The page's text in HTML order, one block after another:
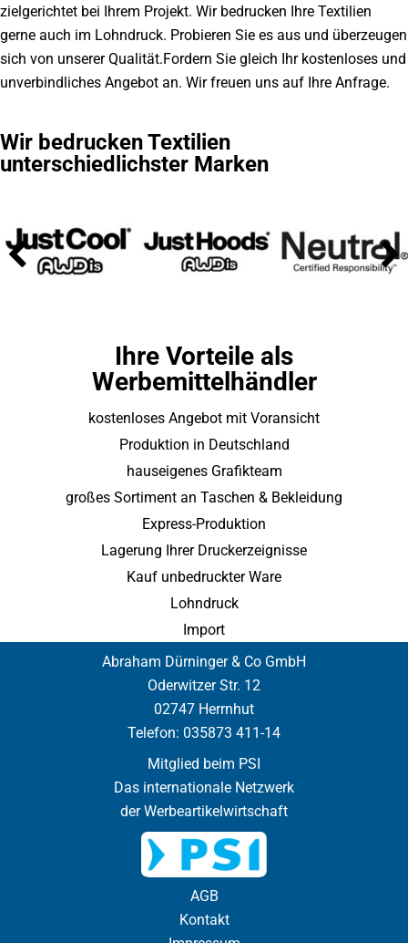
zielgerichtet bei Ihrem Projekt. Wir bedrucken Ihre Textilien
gerne auch im Lohndruck. Probieren Sie es aus und überzeugen
sich von unserer Qualität.Fordern Sie gleich Ihr kostenloses und
unverbindliches Angebot an. Wir freuen uns auf Ihre Anfrage.
Wir bedrucken Textilien
unterschiedlichster Marken
Ihre Vorteile als
Werbemittelhändler
kostenloses Angebot mit Voransicht
Produktion in Deutschland
hauseigenes Grafikteam
großes Sortiment an Taschen & Bekleidung
Express-Produktion
Lagerung Ihrer Druckerzeignisse
Kauf unbedruckter Ware
Lohndruck
Import
Abraham Dürninger & Co GmbH
Oderwitzer Str. 12
02747 Herrnhut
Telefon: 035873 411-14
Mitglied beim PSI
Das internationale Netzwerk
der Werbeartikelwirtschaft
AGB
Kontakt